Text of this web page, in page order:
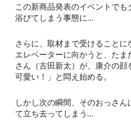
この新商品発表のイベントで
浴びてしまう事態に…
さらに、取材まで受けること
エレベーターに向かうと、たま
さん（古田新太）が、康介の顔
可愛い！」と悶え始める。
しかし次の瞬間、そのおっさ
て立ち去ってしまう…